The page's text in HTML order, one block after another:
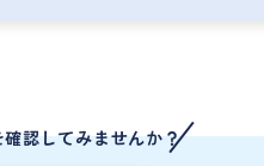
認してみませんか？